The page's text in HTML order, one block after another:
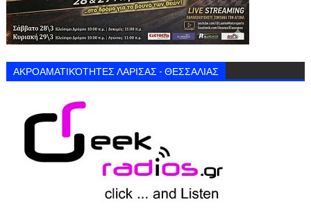
ΑΚΡΟΑΜΑΤΙΚΌΤΗΤΕΣ ΛΑΡΙΣΑΣ - ΘΕΣΣΑΛΙΑΣ